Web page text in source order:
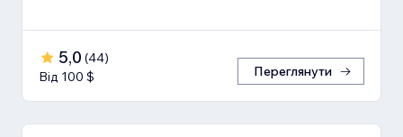
5,0 (44)
Від 100 $
Переглянути